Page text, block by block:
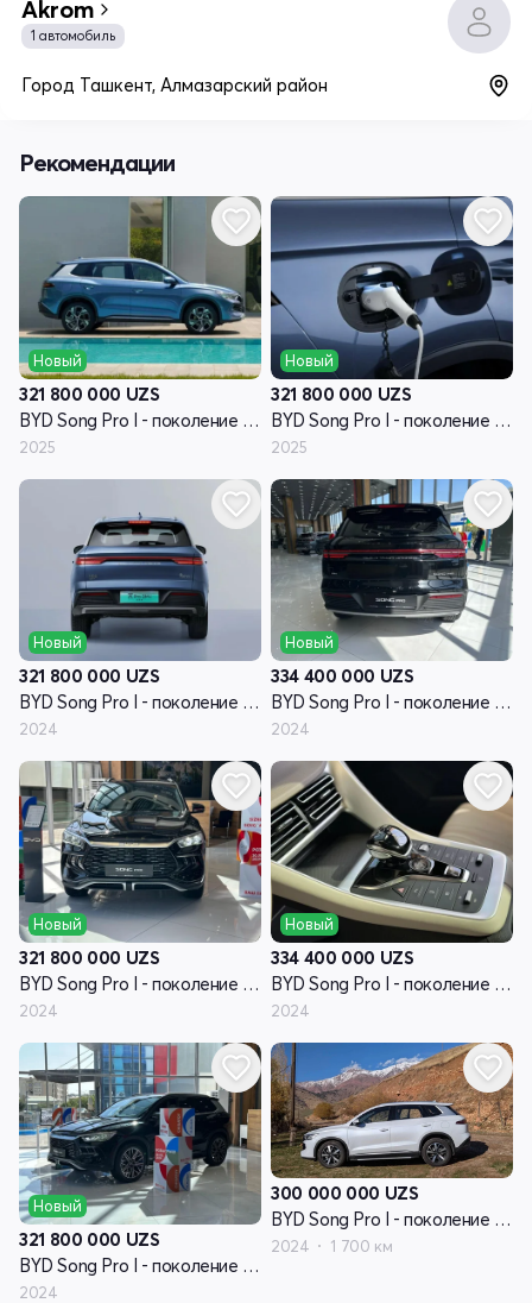
Akrom
1 автомобиль
Город Ташкент, Алмазарский район
Рекомендации
Новый
321 800 000 UZS
BYD Song Pro I - поколение рестайлинг
2025
Новый
321 800 000 UZS
BYD Song Pro I - поколение рестайлинг
2025
Новый
321 800 000 UZS
BYD Song Pro I - поколение рестайлинг
2024
Новый
334 400 000 UZS
BYD Song Pro I - поколение рестайлинг
2024
Новый
321 800 000 UZS
BYD Song Pro I - поколение рестайлинг
2024
Новый
334 400 000 UZS
BYD Song Pro I - поколение рестайлинг
2024
Новый
321 800 000 UZS
BYD Song Pro I - поколение рестайлинг
2024
300 000 000 UZS
BYD Song Pro I - поколение рестайлинг
2024 1 700 км